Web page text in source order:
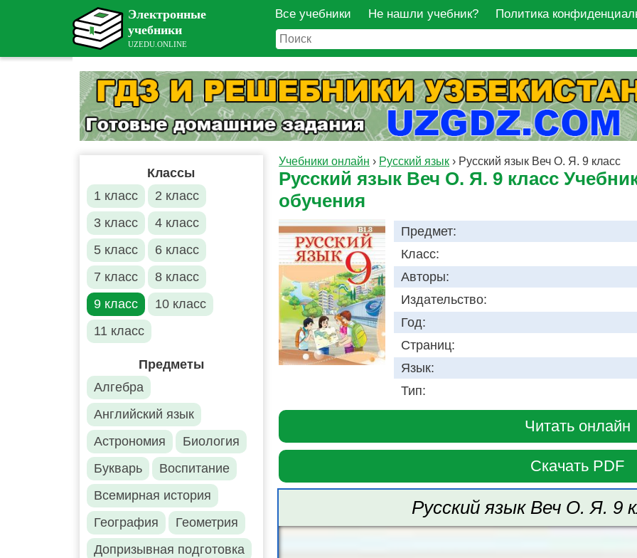
Все учебники Не нашли учебник? Политика
Классы
1 класс
2 класс
3 класс
4 класс
5 класс
6 класс
7 класс
8 класс
9 класс
10 класс
11 класс
Предметы
Алгебра
Английский язык
Астрономия
Биология
Букварь
Воспитание
Всемирная история
География
Геометрия
Допризывная подготовка
Учебники онлайн › Русский язык › Русский язык Веч О. Я. 9 класс
Русский язык Веч О. Я. 9 класс
обучения
Предмет:
Класс:
Авторы:
Издательство:
Год:
Страниц:
Язык:
Тип:
Читать онлайн
Скачать PDF
Русский язык Веч О. Я. 9